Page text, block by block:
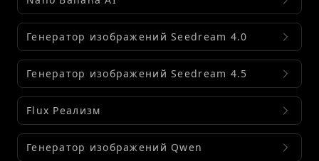
Генератор изображений Seedream 4.0
Генератор изображений Seedream 4.5
Flux Реализм
Генератор изображений Qwen